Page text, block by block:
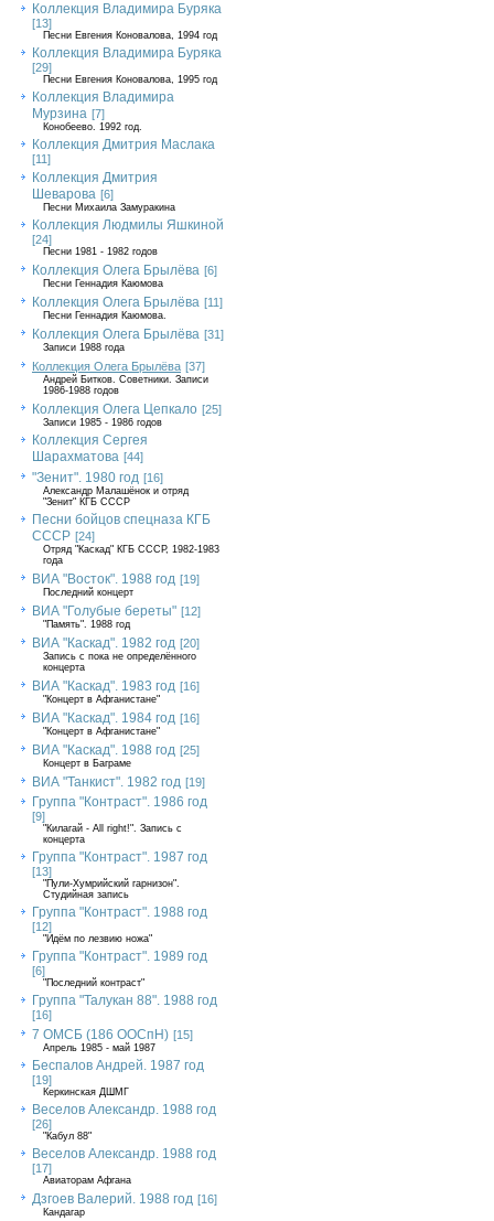
Коллекция Владимира Буряка
[13]
Песни Евгения Коновалова, 1994 год
Коллекция Владимира Буряка
[29]
Песни Евгения Коновалова, 1995 год
Коллекция Владимира
Мурзина [7]
Конобеево. 1992 год.
Коллекция Дмитрия Маслака
[11]
Коллекция Дмитрия
Шеварова [6]
Песни Михаила Замуракина
Коллекция Людмилы Яшкиной
[24]
Песни 1981 - 1982 годов
Коллекция Олега Брылёва [6]
Песни Геннадия Каюмова
Коллекция Олега Брылёва [11]
Песни Геннадия Каюмова.
Коллекция Олега Брылёва [31]
Записи 1988 года
Коллекция Олега Брылёва [37]
Андрей Битков. Советники. Записи
1986-1988 годов
Коллекция Олега Цепкало [25]
Записи 1985 - 1986 годов
Коллекция Сергея
Шарахматова [44]
"Зенит". 1980 год [16]
Александр Малашёнок и отряд
"Зенит" КГБ СССР
Песни бойцов спецназа КГБ
СССР [24]
Отряд "Каскад" КГБ СССР, 1982-1983
года
ВИА "Восток". 1988 год [19]
Последний концерт
ВИА "Голубые береты" [12]
"Память". 1988 год
ВИА "Каскад". 1982 год [20]
Запись с пока не определённого
концерта
ВИА "Каскад". 1983 год [16]
"Концерт в Афганистане"
ВИА "Каскад". 1984 год [16]
"Концерт в Афганистане"
ВИА "Каскад". 1988 год [25]
Концерт в Баграме
ВИА "Танкист". 1982 год [19]
Группа "Контраст". 1986 год
[9]
"Килагай - All right!". Запись с
концерта
Группа "Контраст". 1987 год
[13]
"Пули-Хумрийский гарнизон".
Студийная запись
Группа "Контраст". 1988 год
[12]
"Идём по лезвию ножа"
Группа "Контраст". 1989 год
[6]
"Последний контраст"
Группа "Талукан 88". 1988 год
[16]
7 ОМСБ (186 ООСпН) [15]
Апрель 1985 - май 1987
Беспалов Андрей. 1987 год
[19]
Керкинская ДШМГ
Веселов Александр. 1988 год
[26]
"Кабул 88"
Веселов Александр. 1988 год
[17]
Авиаторам Афгана
Дзгоев Валерий. 1988 год [16]
Кандагар